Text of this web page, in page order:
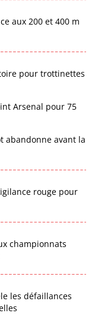
aux 200 et 400 m
pour trottinettes
Arsenal pour 75
abandonne avant la
rouge pour
championnats
les défaillances